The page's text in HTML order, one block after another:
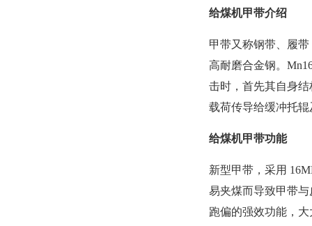
给煤机甲带介绍
甲带又称钢带、履
高耐磨合金钢。
击时，首先其自身
载荷传导给缓冲托
给煤机甲带功能
新型甲带，采用
易夹煤而导致甲带
跑偏的强效功能，